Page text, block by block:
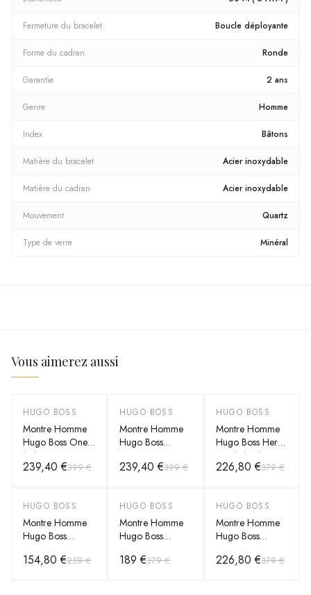
Fermeture du bracelet Boucle déployante
Forme du cadran Ronde
Garantie 2 ans
Genre Homme
Index Bâtons
Matière du bracelet Acier inoxydable
Matière du cadran Acier inoxydable
Mouvement Quartz
Type de verre Minéral
Vous aimerez aussi
-40%
HUGO BOSS
Montre Homme
Hugo Boss One
1513999
argentée cadran
239,40 €399 €
-40%
HUGO BOSS
Montre Homme
Hugo Boss
Automatique
Bossmatic
acier
239,40 €399 €
-40%
HUGO BOSS
Montre Homme
Hugo Boss Hero
2.0 1514315
argentée bracelet
226,80 €379 €
-40%
HUGO BOSS
Montre Homme
Hugo Boss
argentée bracelet
154,80 €259 €
-50%
HUGO BOSS
Montre Homme
Hugo Boss
argentée bracelet
189 €379 €
-40%
HUGO BOSS
Montre Homme
Hugo Boss
Principle Skeleton
226,80 €379 €